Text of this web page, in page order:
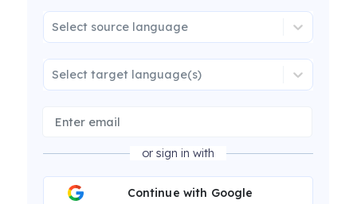
Select source language
Select target language(s)
or sign in with
Continue with Google